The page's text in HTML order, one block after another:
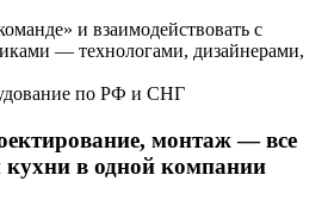
и взаимодействовать с
— технологами, дизайнерами,
по РФ и СНГ
монтаж — все
кухни в одной компании